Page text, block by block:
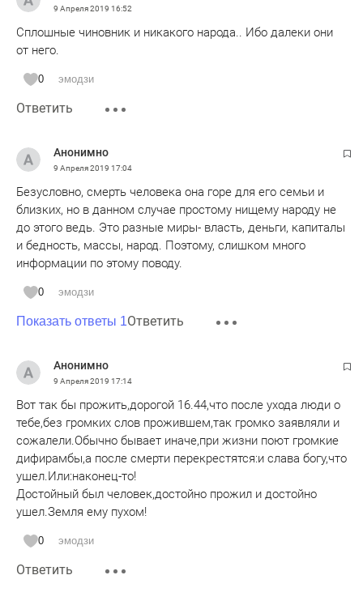
9 Апреля 2019 16:52
Сплошные чиновник и никакого народа.. Ибо далеки они
от него.
0 эмодзи
Ответить
Анонимно
9 Апреля 2019 17:04
Безусловно, смерть человека она горе для его семьи и
близких, но в данном случае простому нищему народу не
до этого ведь. Это разные миры- власть, деньги, капиталы
и бедность, массы, народ. Поэтому, слишком много
информации по этому поводу.
0 эмодзи
Показать ответы 1Ответить
Анонимно
9 Апреля 2019 17:14
Вот так бы прожить,дорогой 16.44,что после ухода люди о
тебе,без громких слов прожившем,так громко заявляли и
сожалели.Обычно бывает иначе,при жизни поют громкие
дифирамбы,а после смерти перекрестятся:и слава богу,что
ушел.Или:наконец-то!
Достойный был человек,достойно прожил и достойно
ушел.Земля ему пухом!
0 эмодзи
Ответить